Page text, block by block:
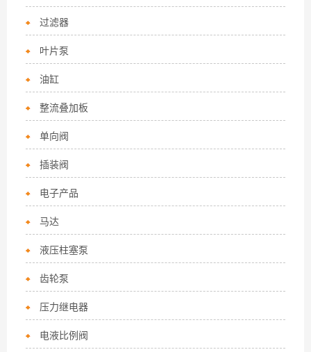
过滤器
叶片泵
油缸
整流叠加板
单向阀
插装阀
电子产品
马达
液压柱塞泵
齿轮泵
压力继电器
电液比例阀